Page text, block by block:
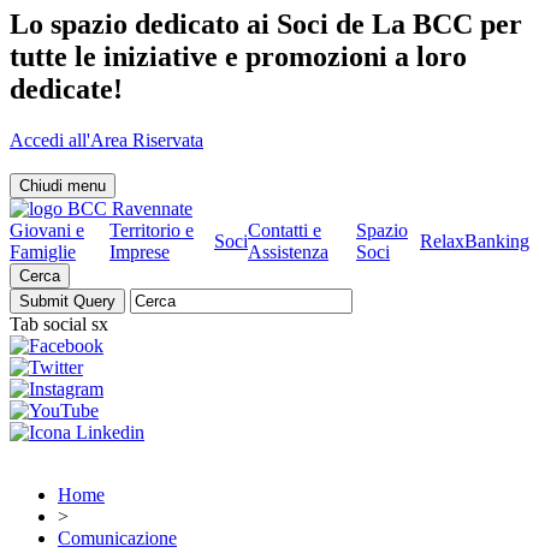
Lo spazio dedicato ai Soci de La BCC per
tutte le iniziative e promozioni a loro
dedicate!
Accedi all'Area Riservata
Chiudi menu
Giovani e
Famiglie
Territorio e
Imprese
Soci
Contatti e
Assistenza
Spazio
Soci
RelaxBanking
Cerca
Tab social sx
Home
>
Comunicazione